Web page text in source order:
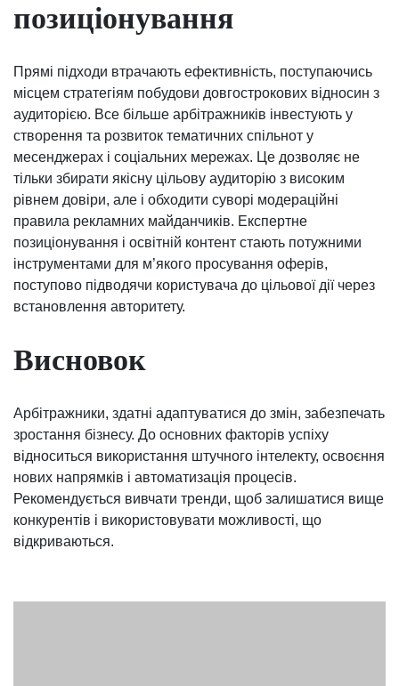
позиціонування
Прямі підходи втрачають ефективність, поступаючись
місцем стратегіям побудови довгострокових відносин з
аудиторією. Все більше арбітражників інвестують у
створення та розвиток тематичних спільнот у
месенджерах і соціальних мережах. Це дозволяє не
тільки збирати якісну цільову аудиторію з високим
рівнем довіри, але і обходити суворі модераційні
правила рекламних майданчиків. Експертне
позиціонування і освітній контент стають потужними
інструментами для м’якого просування оферів,
поступово підводячи користувача до цільової дії через
встановлення авторитету.
Висновок
Арбітражники, здатні адаптуватися до змін, забезпечать
зростання бізнесу. До основних факторів успіху
відноситься використання штучного інтелекту, освоєння
нових напрямків і автоматизація процесів.
Рекомендується вивчати тренди, щоб залишатися вище
конкурентів і використовувати можливості, що
відкриваються.